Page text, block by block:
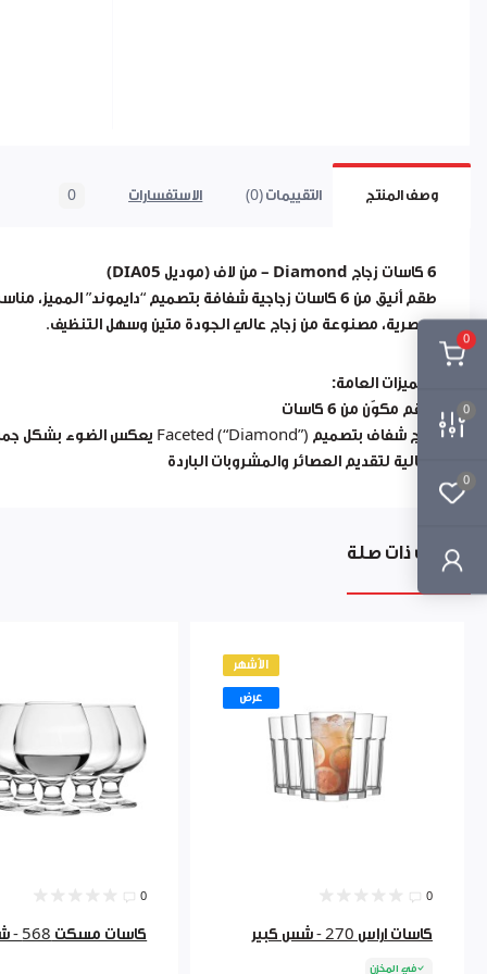
0
0
0
وصف المنتج التقييمات (0) الاستفسارات 0
6 كاسات زجاج Diamond – من لاف (موديل DIA05)
طقم أنيق من 6 كاسات زجاجية شفافة بتصميم “دايموند” المميز،
وعصرية، مصنوعة من زجاج عالي الجودة متين وسهل التنظيف.
المميزات العامة:
طقم مكوّن من 6 كاسات
زجاج شفاف بتصميم Faceted (“Diamond”) يعكس الضوء بشكل جميل
مثالية لتقديم العصائر والمشروبات الباردة
منتجات ذات صلة
الأشهر
عرض
0
كاسات اراس 270 - شس كبير
في المخزن
0
كاسات مسكت 568 - شس